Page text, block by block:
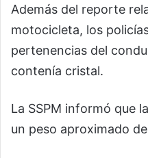
Además del reporte
motocicleta, los
pertenencias del
contenía cristal.
La SSPM informó que
un peso aproximado